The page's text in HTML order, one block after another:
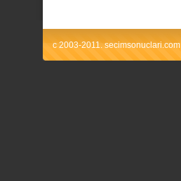
c 2003-2011. secimsonuclari.com